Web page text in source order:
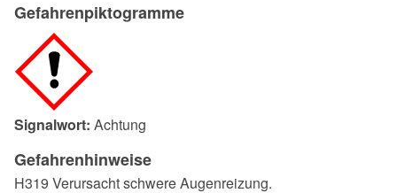
Gefahrenpiktogramme
Signalwort: Achtung
Gefahrenhinweise
H319 Verursacht schwere Augenreizung.